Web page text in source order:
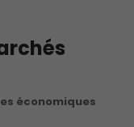
économiques